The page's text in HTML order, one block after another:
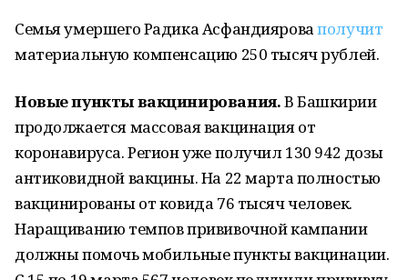
Семья умершего Радика Асфандияроваполучит
материальную компенсацию 250 тысяч рублей.
Новые пункты вакцинирования.В Башкирии
продолжается массовая вакцинация от
коронавируса. Регион уже получил 130 942 дозы
антиковидной вакцины. На 22 марта полностью
вакцинированы от ковида 76 тысяч человек.
Наращиванию темпов прививочной кампании
должны помочь мобильные пункты вакцинации.